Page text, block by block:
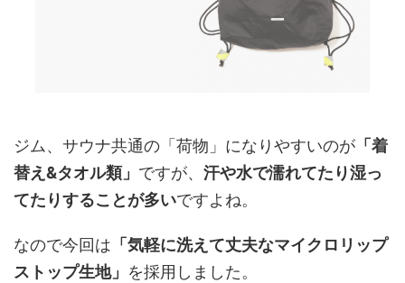
ジム、サウナ共通の「荷物」になりやすいのが 「着
替え&タオル類」 ですが、 汗や水で濡れてたり湿っ
てたりすることが多いですよね。
なので今回は 「気軽に洗えて丈夫なマイクロリップ
ストップ生地」 を採用しました。